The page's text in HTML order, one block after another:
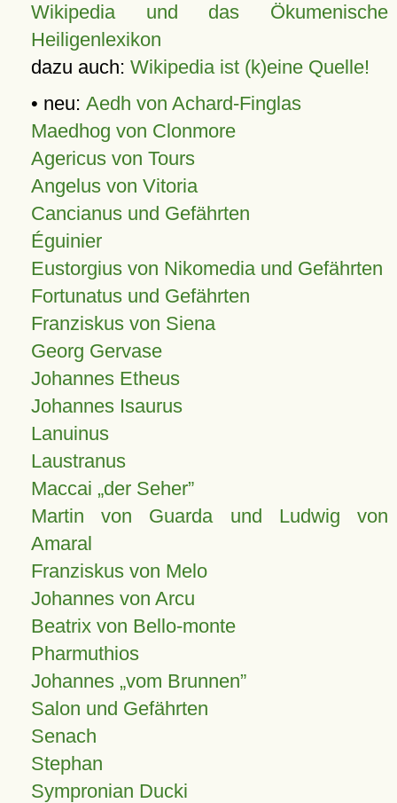
Wikipedia und das Ökumenische
Heiligenlexikon
dazu auch: Wikipedia ist (k)eine Quelle!
• neu: Aedh von Achard-Finglas
Maedhog von Clonmore
Agericus von Tours
Angelus von Vitoria
Cancianus und Gefährten
Éguinier
Eustorgius von Nikomedia und Gefährten
Fortunatus und Gefährten
Franziskus von Siena
Georg Gervase
Johannes Etheus
Johannes Isaurus
Lanuinus
Laustranus
Maccai „der Seher”
Martin von Guarda und Ludwig von
Amaral
Franziskus von Melo
Johannes von Arcu
Beatrix von Bello-monte
Pharmuthios
Johannes vom Brunnen
Salon und Gefährten
Senach
Stephan
Sympronian Ducki